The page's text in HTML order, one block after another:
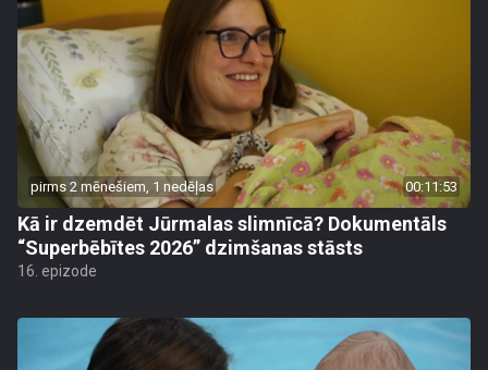
pirms 2 mēnešiem, 1 nedēļas 00:11:53
Kā ir dzemdēt Jūrmalas slimnīcā? Dokumentāls
“Superbēbītes 2026” dzimšanas stāsts
16. epizode